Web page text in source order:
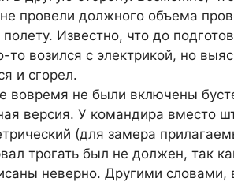
провели должного объема
Известно, что до
то возился с электрикой, но
и сгорел.
вовремя не были включены
версия. У командира вместо
(для замера
трогать был не должен, так
неверно. Другими